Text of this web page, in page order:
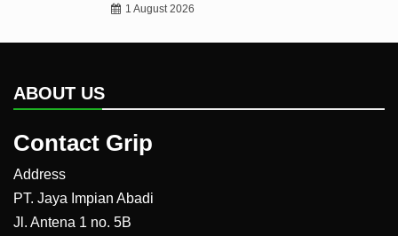
1 August 2026
ABOUT US
Contact Grip
Address
PT. Jaya Impian Abadi
Jl. Antena 1 no. 5B